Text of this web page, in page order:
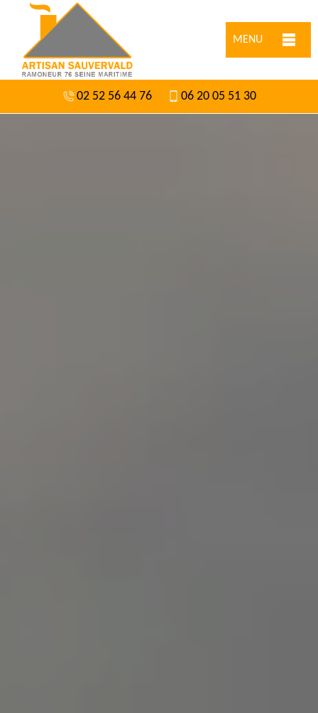
MENU
02 52 56 44 76 06 20 05 51 30